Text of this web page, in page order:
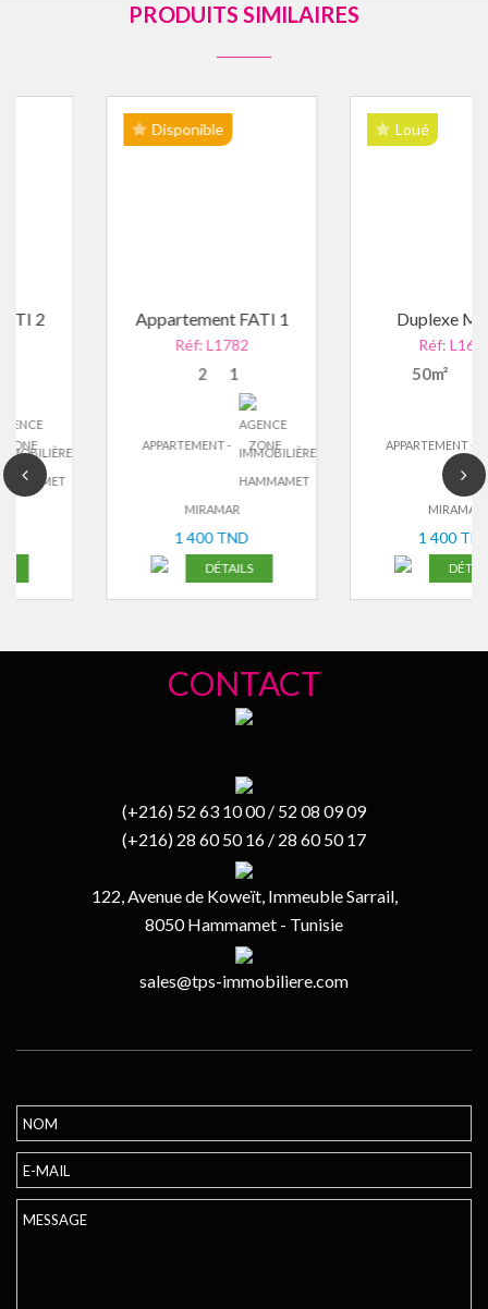
PRODUITS SIMILAIRES
Disponible
Appartement FATI 1
Réf: L1782
APPARTEMENT - ZONE
1 400 TND
DÉTAILS
Duplexe MRAD
Réf: L1673
2 2
APPARTEMENT - ZONE
1 400 TND
DÉTAILS
CONTACT
(+216) 52 63 10 00 / 52 08 09 09
(+216) 28 60 50 16 / 28 60 50 17
122, Avenue de Koweït, Immeuble Sarrail,
8050 Hammamet - Tunisie
sales@tps-immobiliere.com